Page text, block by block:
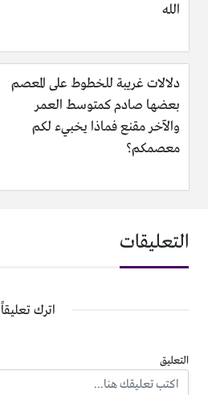
الله
دلالات غريبة للخطوط على المعصم
بعضها صادم كمتوسط العمر
والآخر مقنع فماذا يخبيء لكم
معصمكم؟
التعليقات
اترك تعليقاً
التعليق